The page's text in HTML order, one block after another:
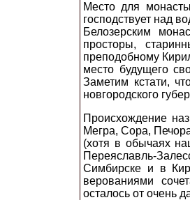
Место для
господствует над
Белозерским
просторы,
преподобному
место будущего
Заметим кстати,
новгородского
Происхождение
Мегра, Сора,
(хотя в обычаях
Переяславль-
Симбирске и в
верованиями
осталось от очень